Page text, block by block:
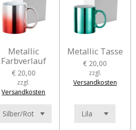
Metallic
Farbverlauf
€ 20,00
zzgl.
Versandkosten
Metallic Tasse
€ 20,00
zzgl.
Versandkosten